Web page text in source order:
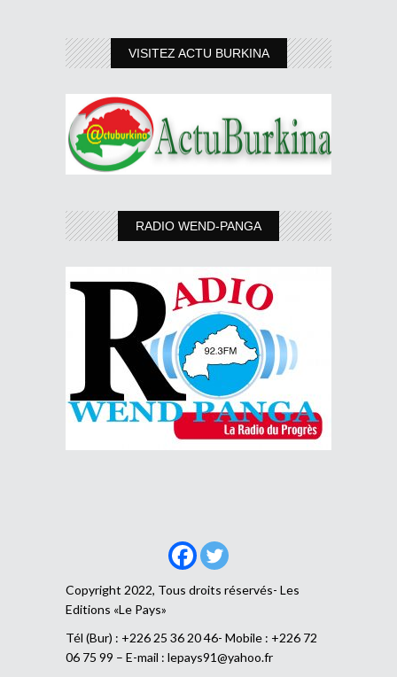
VISITEZ ACTU BURKINA
RADIO WEND-PANGA
Copyright 2022, Tous droits réservés- Les
Editions «Le Pays»
Tél (Bur) : +226 25 36 20 46- Mobile : +226 72
06 75 99 – E-mail : lepays91@yahoo.fr